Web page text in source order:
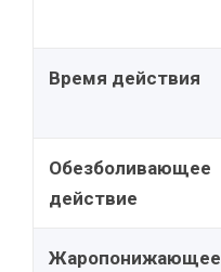
Время действия
Обезболивающее
действие
Жаропонижающее